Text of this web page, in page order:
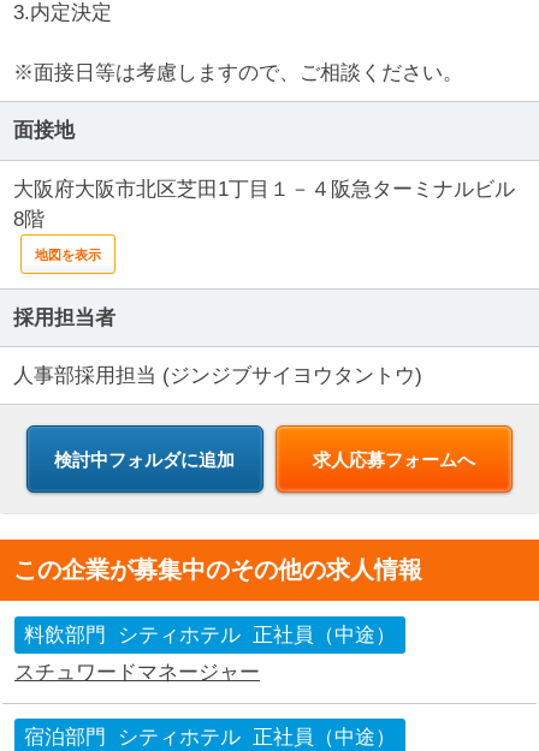
3.内定決定
※面接日等は考慮しますので、ご相談ください。
面接地
大阪府大阪市北区芝田1丁目１－４阪急ターミナルビル
8階
地図を表示
採用担当者
人事部採用担当 (ジンジブサイヨウタントウ)
求人応募フォームへ
この企業が募集中のその他の求人情報
料飲部門 シティホテル
正社員（中途）
スチュワードマネージャー
宿泊部門 シティホテル
正社員（中途）